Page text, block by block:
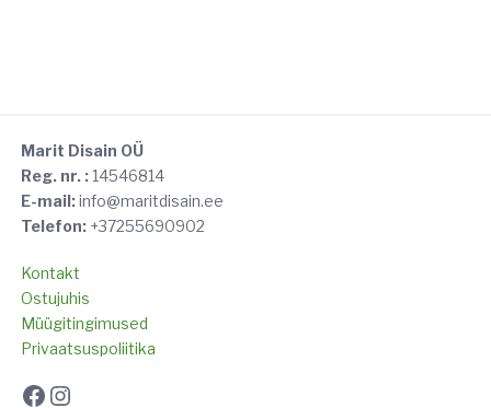
tootelehel.
Marit Disain OÜ
Reg. nr. :14546814
E-mail:info@maritdisain.ee
Telefon:+37255690902
Kontakt
Ostujuhis
Müügitingimused
Privaatsuspoliitika
Facebook
Instagram